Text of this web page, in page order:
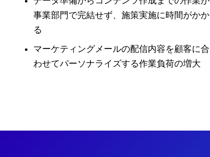
事業部門で完結せず、施策実施に時間がかか
る
マーケティングメールの配信内容を顧客に合
わせてパーソナライズする作業負荷の増大